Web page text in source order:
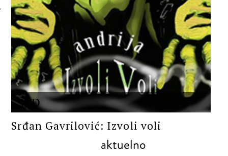
ITD
Srđan Gavrilović: Izvoli voli
aktuelno